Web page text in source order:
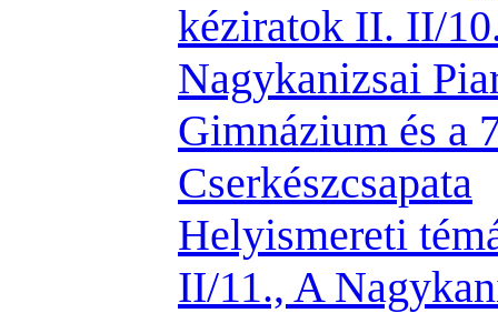
kéziratok II. II/
Nagykanizsai
Gimnázium és a
Cserkészcsapata
Helyismereti
II/11., A